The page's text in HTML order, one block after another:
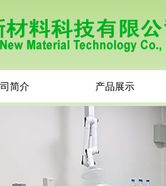
简介 产品展示